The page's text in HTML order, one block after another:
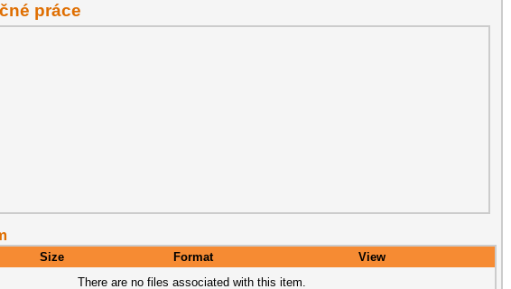
práce
Size Format
View
There are no files associated with this item.